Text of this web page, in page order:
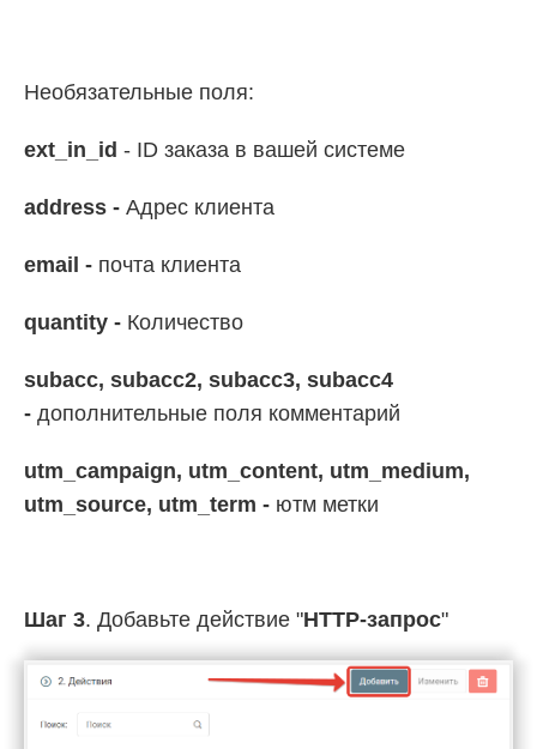
Необязательные поля:
ext_in_id - ID заказа в вашей системе
address - Адрес клиента
email - почта клиента
quantity - Количество
subacc, subacc2, subacc3, subacc4
- дополнительные поля комментарий
utm_campaign, utm_content, utm_medium,
utm_source, utm_term - ютм метки
Шаг 3. Добавьте действие "HTTP-запрос"